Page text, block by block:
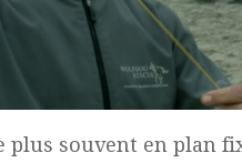
souvent en plan